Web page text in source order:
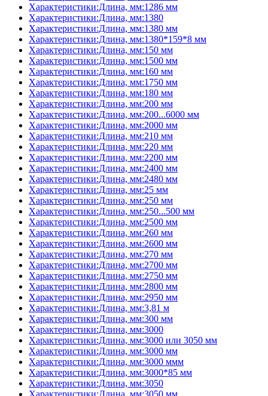
Характеристики:Длина, мм:1286 мм
Характеристики:Длина, мм:1380
Характеристики:Длина, мм:1380 мм
Характеристики:Длина, мм:1380*159*8 мм
Характеристики:Длина, мм:150 мм
Характеристики:Длина, мм:1500 мм
Характеристики:Длина, мм:160 мм
Характеристики:Длина, мм:1750 мм
Характеристики:Длина, мм:180 мм
Характеристики:Длина, мм:200 мм
Характеристики:Длина, мм:200...6000 мм
Характеристики:Длина, мм:2000 мм
Характеристики:Длина, мм:210 мм
Характеристики:Длина, мм:220 мм
Характеристики:Длина, мм:2200 мм
Характеристики:Длина, мм:2400 мм
Характеристики:Длина, мм:2480 мм
Характеристики:Длина, мм:25 мм
Характеристики:Длина, мм:250 мм
Характеристики:Длина, мм:250...500 мм
Характеристики:Длина, мм:2500 мм
Характеристики:Длина, мм:260 мм
Характеристики:Длина, мм:2600 мм
Характеристики:Длина, мм:270 мм
Характеристики:Длина, мм:2700 мм
Характеристики:Длина, мм:2750 мм
Характеристики:Длина, мм:2800 мм
Характеристики:Длина, мм:2950 мм
Характеристики:Длина, мм:3,81 м
Характеристики:Длина, мм:300 мм
Характеристики:Длина, мм:3000
Характеристики:Длина, мм:3000 или 3050 мм
Характеристики:Длина, мм:3000 мм
Характеристики:Длина, мм:3000 ммм
Характеристики:Длина, мм:3000*85 мм
Характеристики:Длина, мм:3050
Характеристики:Длина, мм:3050 мм